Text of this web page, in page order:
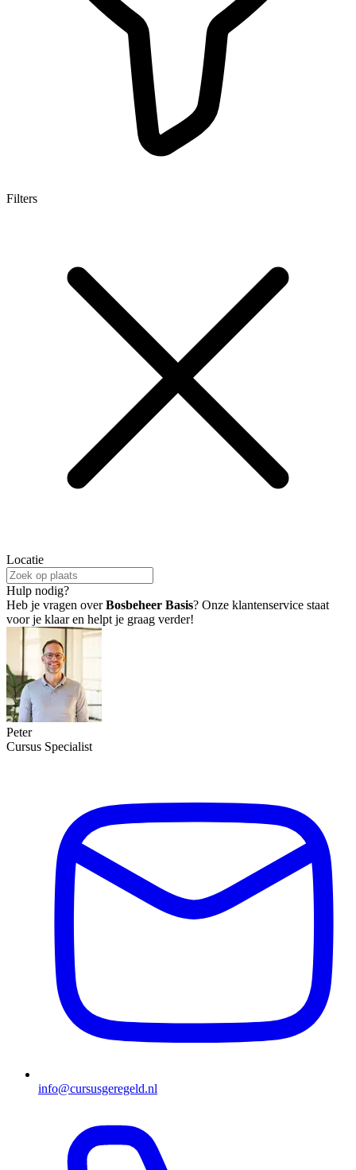
Filters
Locatie
Hulp nodig?
Heb je vragen overBosbeheer Basis? Onze klantenservice staat
voor je klaar en helpt je graag verder!
Peter
Cursus Specialist
info@cursusgeregeld.nl